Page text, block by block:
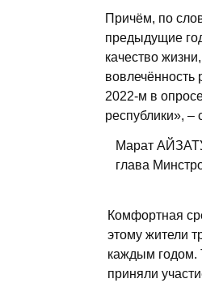
Причём, по
предыдущие
качество
вовлечённость
2022-м в
республики», –
Марат
глава
Комфортная
этому жители
каждым годом.
приняли